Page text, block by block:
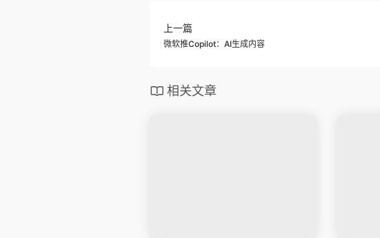
上一篇
微软推Copilot：AI生成内容
相关文章